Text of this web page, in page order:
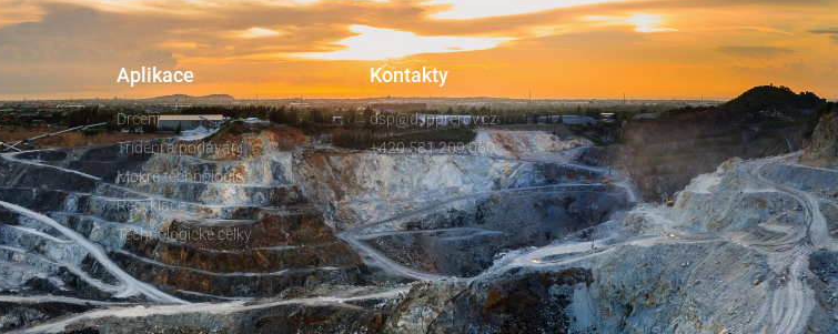
Aplikace
Drcení
Třídění a podávání
Mokré technologie
Recyklace
Technologické celky
Kontakty
dsp@dspprerov.cz
+420 581 209 050